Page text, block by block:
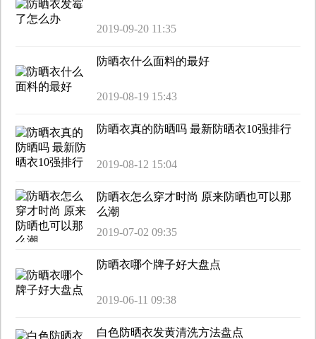
2019-09-20 11:35
防晒衣什么面料的最好
2019-08-19 15:43
防晒衣真的防晒吗 最新防晒衣10强排行
2019-08-12 15:04
防晒衣怎么穿才时尚 原来防晒也可以那
么潮
2019-07-02 09:35
防晒衣哪个牌子好大盘点
2019-06-11 09:38
白色防晒衣发黄清洗方法盘点